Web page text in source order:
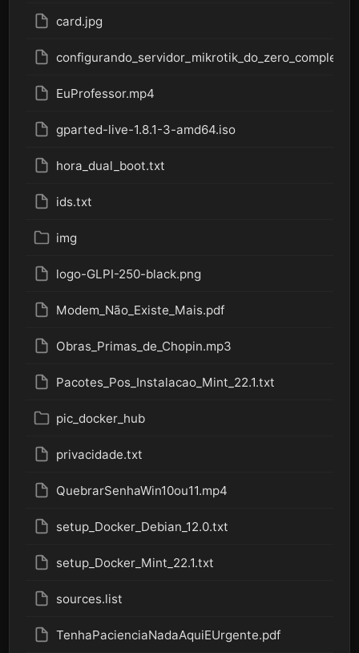
card.jpg
EuProfessor.mp4
gparted-live-1.8.1-3-amd64.iso
hora_dual_boot.txt
ids.txt
img
logo-GLPI-250-black.png
Modem_Não_Existe_Mais.pdf
Obras_Primas_de_Chopin.mp3
Pacotes_Pos_Instalacao_Mint_22.1.txt
pic_docker_hub
privacidade.txt
QuebrarSenhaWin10ou11.mp4
setup_Docker_Debian_12.0.txt
setup_Docker_Mint_22.1.txt
sources.list
TenhaPacienciaNadaAquiEUrgente.pdf